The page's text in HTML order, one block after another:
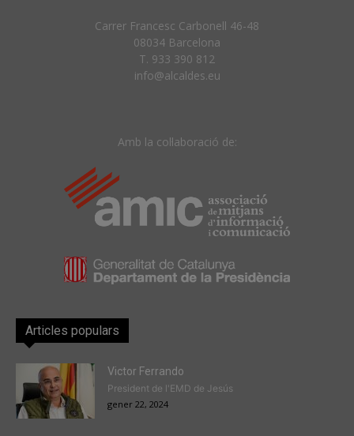
Carrer Francesc Carbonell 46-48
08034 Barcelona
T. 933 390 812
info@alcaldes.eu
Amb la col·laboració de:
Articles populars
Victor Ferrando
President de l'EMD de Jesús
gener 22, 2024